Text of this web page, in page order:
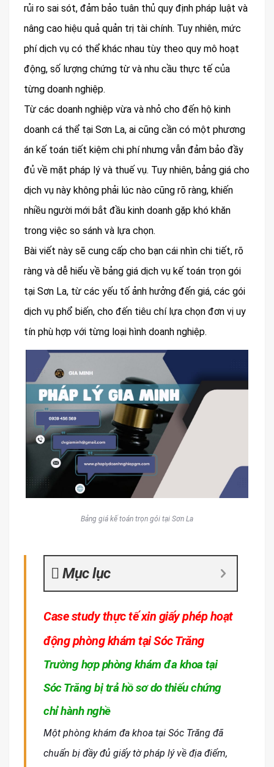
rủi ro sai sót, đảm bảo tuân thủ quy định pháp luật và
nâng cao hiệu quả quản trị tài chính. Tuy nhiên, mức
phí dịch vụ có thể khác nhau tùy theo quy mô hoạt
động, số lượng chứng từ và nhu cầu thực tế của
từng doanh nghiệp.
Từ các doanh nghiệp vừa và nhỏ cho đến hộ kinh
doanh cá thể tại Sơn La, ai cũng cần có một phương
án kế toán tiết kiệm chi phí nhưng vẫn đảm bảo đầy
đủ về mặt pháp lý và thuế vụ. Tuy nhiên, bảng giá cho
dịch vụ này không phải lúc nào cũng rõ ràng, khiến
nhiều người mới bắt đầu kinh doanh gặp khó khăn
trong việc so sánh và lựa chọn.
Bài viết này sẽ cung cấp cho bạn cái nhìn chi tiết, rõ
ràng và dễ hiểu về bảng giá dịch vụ kế toán trọn gói
tại Sơn La, từ các yếu tố ảnh hưởng đến giá, các gói
dịch vụ phổ biến, cho đến tiêu chí lựa chọn đơn vị uy
tín phù hợp với từng loại hình doanh nghiệp.
Bảng giá kế toán trọn gói tại Sơn La
Mục lục
Case study thực tế xin giấy phép hoạt
động phòng khám tại Sóc Trăng
Trường hợp phòng khám đa khoa tại
Sóc Trăng bị trả hồ sơ do thiếu chứng
chỉ hành nghề
Một phòng khám đa khoa tại Sóc Trăng đã
chuẩn bị đầy đủ giấy tờ pháp lý về địa điểm,